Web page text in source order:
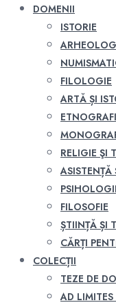
DOMENII
ISTORIE
FILOLOGIE
ARTĂ ȘI
RELIGIE ŞI
FILOSOFIE
ȘTIINȚĂ ȘI
CĂRȚI
COLECȚII
TEZE DE
AD